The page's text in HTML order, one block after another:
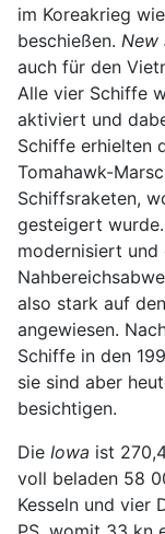
im Koreakrieg
beschießen. New
auch für den
Alle vier Schiffe
aktiviert und
Schiffe erhielten
Tomahawk-
Schiffsraketen,
gesteigert
modernisiert und
also stark auf
angewiesen.
Schiffe in den
sie sind aber
besichtigen.
Die Iowa ist
voll beladen 58
Kesseln und vier